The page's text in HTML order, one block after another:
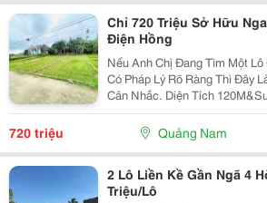
Chỉ 720 Triệu Sở Hữu
Điện Hồng
Nếu Anh Chị Đang Tìm Một
Có Pháp Lý Rõ Ràng Thì Đây
Cân Nhắc. Diện Tích 120M&Sup2; , Đất Ở Lâu Dài Chỉ
Còn 3 Lô Liền Kề Đường Rộng, 2 Ô Tô Tránh Nhau
Thoải Mái Gần Tuyến
720 triệu Quảng Nam
2 Lô Liền Kề Gần Ngã 4
Triệu/Lô